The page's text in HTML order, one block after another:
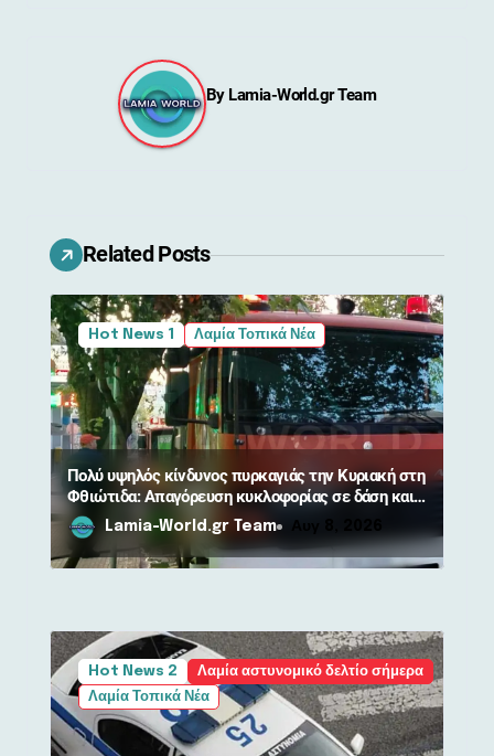
ά
ρ
θ
ρ
ω
ν
By Lamia-World.gr Team
Related Posts
Hot News 1 Λαμία Τοπικά Νέα
Πολύ υψηλός κίνδυνος πυρκαγιάς την Κυριακή στη
Φθιώτιδα: Απαγόρευση κυκλοφορίας σε δάση και
περιοχές NATURA
Lamia-World.gr Team Αυγ 8, 2026
Hot News 2
Λαμία αστυνομικό δελτίο σήμερα
Λαμία Τοπικά Νέα